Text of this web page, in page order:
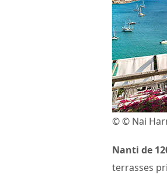
© © Nai
Nanti de
terrasses